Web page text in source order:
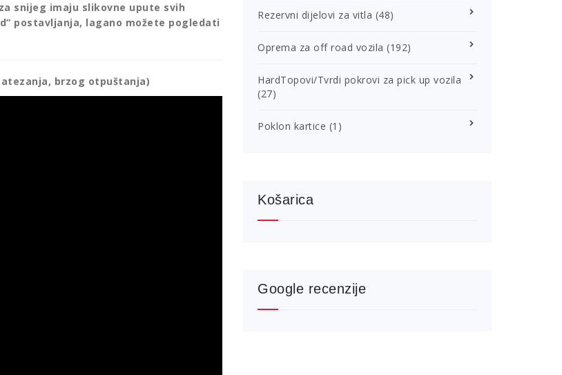
snijeg imaju slikovne upute svih
postavljanja, lagano možete pogledati
brzog otpuštanja)
Rezervni dijelovi za vitla (48)
Oprema za off road vozila (192)
HardTopovi/Tvrdi pokrovi za pick up vozila
(27)
Poklon kartice (1)
Košarica
Google recenzije